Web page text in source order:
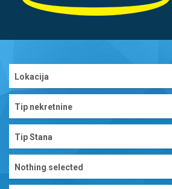
Lokacija
Tip nekretnine
Tip Stana
Nothing selected